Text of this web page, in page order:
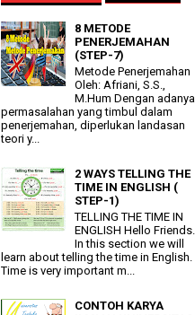
8 METODE
PENERJEMAHAN
(STEP-7)
Metode Penerjemahan
Oleh: Afriani, S.S.,
M.Hum Dengan adanya
permasalahan yang timbul dalam
penerjemahan, diperlukan landasan
teori y...
2 WAYS TELLING THE
TIME IN ENGLISH (
STEP-1)
TELLING THE TIME IN
ENGLISH Hello Friends.
In this section we will
learn about telling the time in English.
Time is very important m...
CONTOH KARYA